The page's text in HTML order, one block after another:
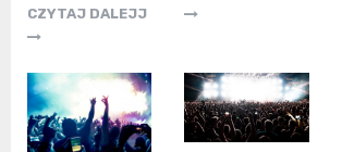
CZYTAJ DALEJJ